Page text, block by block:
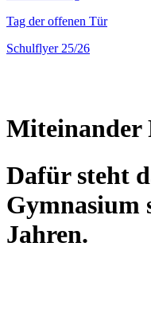
Tag der offenen Tür
Schulflyer 25/26
Miteinander
Dafür steht
Gymnasium
Jahren.